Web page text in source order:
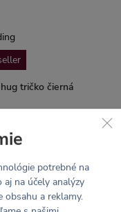
tričko čierná
potrebné na
na účely analýzy
obsahu a reklamy.